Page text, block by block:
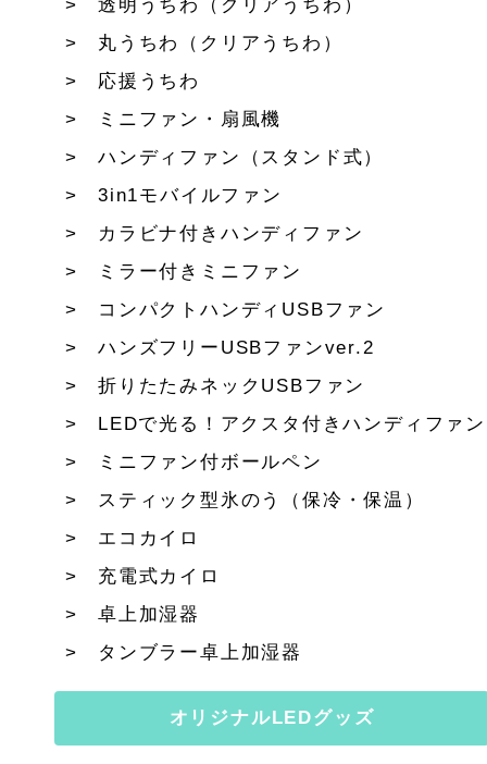
透明うちわ（クリアうちわ）
丸うちわ（クリアうちわ）
応援うちわ
ミニファン・扇風機
ハンディファン（スタンド式）
3in1モバイルファン
カラビナ付きハンディファン
ミラー付きミニファン
コンパクトハンディUSBファン
ハンズフリーUSBファンver.2
折りたたみネックUSBファン
LEDで光る！アクスタ付きハンディファン
ミニファン付ボールペン
スティック型氷のう（保冷・保温）
エコカイロ
充電式カイロ
卓上加湿器
タンブラー卓上加湿器
オリジナルLEDグッズ